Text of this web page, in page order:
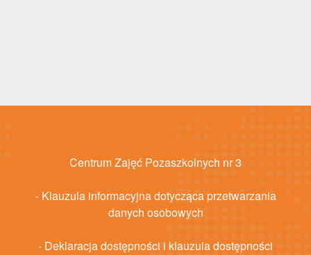
Centrum Zajęć Pozaszkolnych nr 3
- Klauzula informacyjna dotycząca przetwarzania
danych osobowych
- Deklaracja dostępności i klauzula dostępności